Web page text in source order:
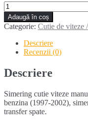
Cantitate
Simering
cutie
viteze
manuala
priza
Jeep
Wrangler
2.5
(1997-
2002)
Adaugă în coș
Categorie: Cutie de viteze
Descriere
Recenzii (0)
Descriere
Simering cutie viteze
benzina (1997-2002),
transfer spate.